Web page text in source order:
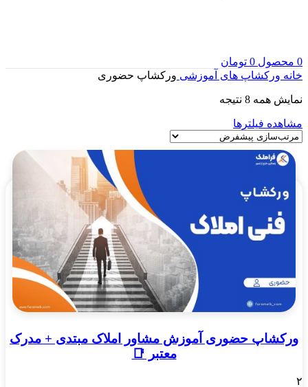
0 محصول 0 تومان
خانه ورکشاپ های آموزشی ورکشاپ حضوری
نمایش همه 8 نتیجه
مشاهده فیلترها
ورکشاپ حضوری آموزش مشاور املاک مبتدی + مدرک
معتبر 📑
۲